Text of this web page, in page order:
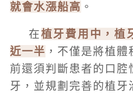
就會水漲船高 。
在植牙費用中，植
近一半 ，不僅是將植
前還須判斷患者的口腔
牙，並規劃完善的植牙